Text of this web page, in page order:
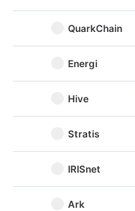
QuarkChain
Energi
Hive
Stratis
IRISnet
Ark